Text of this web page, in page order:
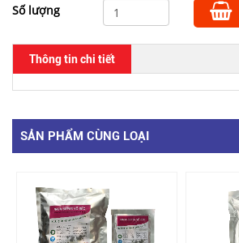
Số lượng
Thông tin chi tiết
SẢN PHẨM CÙNG LOẠI